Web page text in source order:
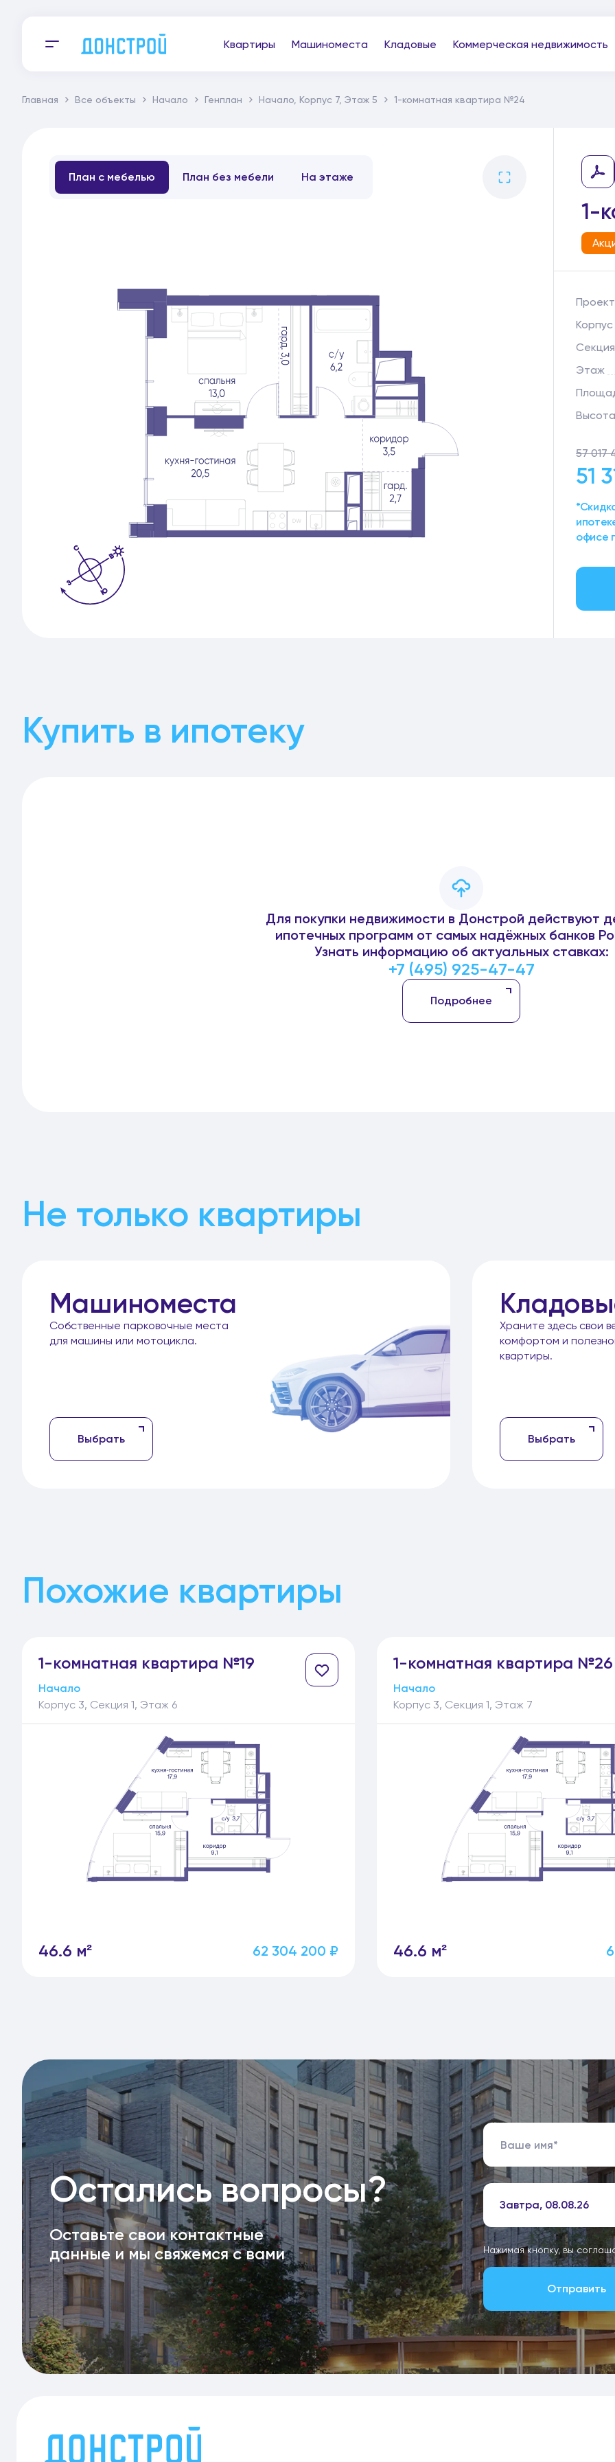
Квартиры Машиноместа Кладовые Коммерческая недвижимость
Главная Все объекты Начало Генплан Начало, Корпус 7, Этаж 5 1-комнатная квартира №24
1-
План с мебелью План без мебели На этаже
Проект
Корпус
Секция
Этаж
57 017
51
офисе
Купить в ипотеку
Для покупки недвижимости в Донстрой действуют
ипотечных программ от самых надёжных банков
Узнать информацию об актуальных ставках:
+7 (495) 925-47-47
Подробнее
Не только квартиры
Машиноместа
Собственные парковочные места
для машины или мотоцикла.
Выбрать
Храните здесь свои
комфортом и
квартиры.
Выбрать
Похожие квартиры
1-комнатная квартира №19
Начало
Корпус 3, Секция 1, Этаж 6
46.6 м² 62 304 200 ₽
1-комнатная квартира №26
Начало
Корпус 3, Секция 1, Этаж 7
46.6 м²
Остались вопросы?
Оставьте свои контактные
данные и мы свяжемся с вами
Завтра, 08.08.26
Нажимая кнопку, вы
Отправить